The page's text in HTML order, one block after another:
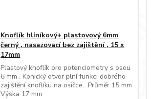
Knoflík hlíníkový+ plastovový 6mm
černý , nasazovací bez zajištění , 15 x
17mm
Plastový knoflík pro potenciometry s osou
6 mm . Konický otvor plní funkci dobrého
zajištění knoflíku na osičce. Průměr 15 mm
Výška 17 mm